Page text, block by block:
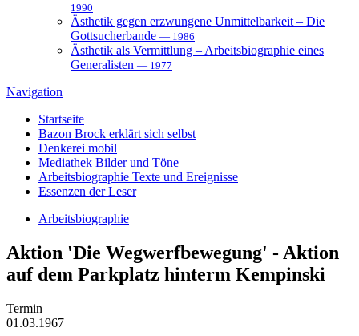
1990
Ästhetik gegen erzwungene Unmittelbarkeit – Die
Gottsucherbande — 1986
Ästhetik als Vermittlung – Arbeitsbiographie eines
Generalisten — 1977
Navigation
Startseite
Bazon Brock erklärt sich selbst
Denkerei mobil
Mediathek Bilder und Töne
Arbeitsbiographie Texte und Ereignisse
Essenzen der Leser
Arbeitsbiographie
Aktion 'Die Wegwerfbewegung' - Aktion
auf dem Parkplatz hinterm Kempinski
Termin
01.03.1967